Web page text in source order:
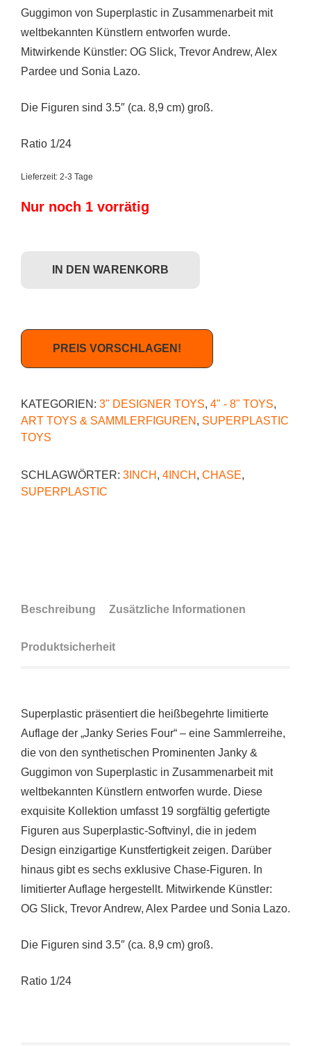
Guggimon von Superplastic in Zusammenarbeit mit
weltbekannten Künstlern entworfen wurde.
Mitwirkende Künstler: OG Slick, Trevor Andrew, Alex
Pardee und Sonia Lazo.
Die Figuren sind 3.5″ (ca. 8,9 cm) groß.
Ratio 1/24
Lieferzeit: 2-3 Tage
Nur noch 1 vorrätig
IN DEN WARENKORB
PREIS VORSCHLAGEN!
KATEGORIEN: 3" DESIGNER TOYS, 4" - 8" TOYS,
ART TOYS & SAMMLERFIGUREN , SUPERPLASTIC
TOYS
SCHLAGWÖRTER: 3INCH , 4INCH , CHASE,
SUPERPLASTIC
Beschreibung Zusätzliche Informationen
Produktsicherheit
Superplastic präsentiert die heißbegehrte limitierte
Auflage der „Janky Series Four“ – eine Sammlerreihe,
die von den synthetischen Prominenten Janky &
Guggimon von Superplastic in Zusammenarbeit mit
weltbekannten Künstlern entworfen wurde. Diese
exquisite Kollektion umfasst 19 sorgfältig gefertigte
Figuren aus Superplastic-Softvinyl, die in jedem
Design einzigartige Kunstfertigkeit zeigen. Darüber
hinaus gibt es sechs exklusive Chase-Figuren. In
limitierter Auflage hergestellt. Mitwirkende Künstler:
OG Slick, Trevor Andrew, Alex Pardee und Sonia Lazo.
Die Figuren sind 3.5″ (ca. 8,9 cm) groß.
Ratio 1/24